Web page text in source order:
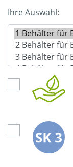
Ihre Auswahl: